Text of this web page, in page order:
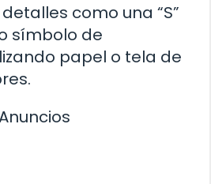
como una “S”
símbolo de
papel o tela de